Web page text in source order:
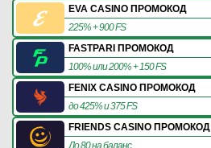
EVA CASINO ПРОМОКОД
225% + 900 FS
FASTPARI ПРОМОКОД
100% или 200% + 150 FS
FENIX CASINO ПРОМОКОД
до 425% и 375 FS
FRIENDS CASINO ПРОМОКОД
До 80 на баланс